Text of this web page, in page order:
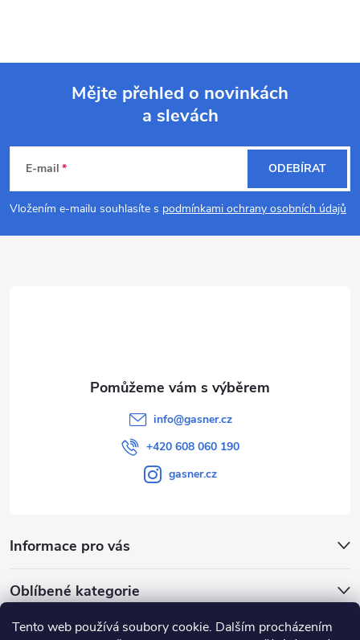
Tento web používá soubory cookie. Dalším procházením
p
a
Mějte přehled o novinkách
a slevách
E-mail
Vložením e-mailu souhlasíte s podmínkami ochrany osobních údajů
ODEBÍRAT
info@gasner.cz
+420 608 060 190
gasner.cz
Informace pro vás
Oblíbené kategorie
Přijímáme online platby